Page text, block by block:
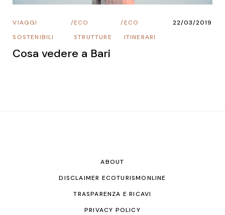
ECO
ITINERARI
/
ECO
STRUTTURE
/
VIAGGI
SOSTENIBILI
22/03/2019
Cosa vedere a Bari
ABOUT
DISCLAIMER ECOTURISMONLINE
TRASPARENZA E RICAVI
PRIVACY POLICY